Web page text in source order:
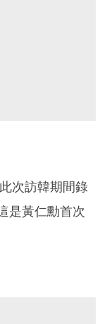
次訪韓期間錄
是黃仁勳首次